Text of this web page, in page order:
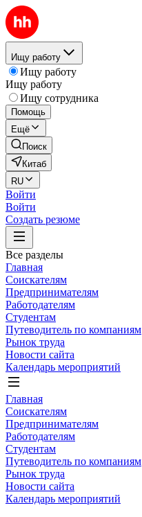
Ищу работу
Ищу работу
Ищу работу
Ищу сотрудника
Помощь
Ещё
Поиск
Китаб
RU
Войти
Войти
Создать резюме
Все разделы
Главная
Соискателям
Предпринимателям
Работодателям
Студентам
Путеводитель по компаниям
Рынок труда
Новости сайта
Календарь мероприятий
Главная
Соискателям
Предпринимателям
Работодателям
Студентам
Путеводитель по компаниям
Рынок труда
Новости сайта
Календарь мероприятий